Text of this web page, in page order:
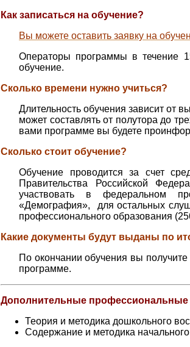
Как записаться на обучение?
Вы можете оставить заявку на
Операторы программы в течение
обучение.
Сколько времени нужно учиться?
Длительность обучения зависит от
может составлять от полутора до
вами программе вы будете
Сколько стоит обучение?
Обучение проводится за счет
Правительства Российской
участвовать в федеральном
«Демография», для остальных
профессионального образования
Какие документы будут выданы по
По окончании обучения вы
программе.
Дополнительные
Теория и методика дошкольного
Содержание и методика